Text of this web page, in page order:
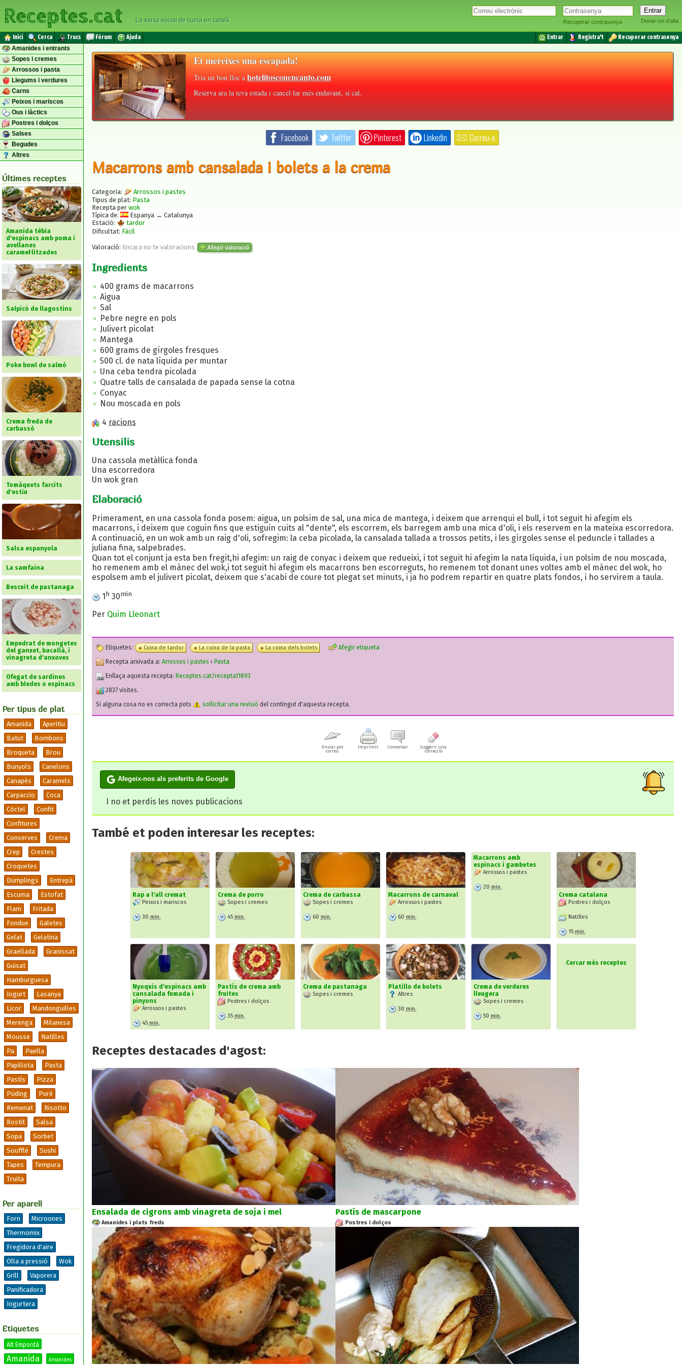
Recuperar contrasenya Donar-se d'alta
Receptes.cat La xarxa social de cuina en català
Inici Cerca Trucs Fòrum Ajuda Entrar Registra't
Recuperar contrasenya
Amanides i entrants
Sopes i cremes
Arrossos i pasta
Llegums i verdures
Carns
Peixos i mariscos
Ous i làctics
Postres i dolços
Salses
Begudes
Altres
Últimes receptes
Amanida tèbia
d'espinacs amb poma i
avellanes
caramel·litzades
Salpicó de llagostins
Poke bowl de salmó
Crema freda de
carbassó
Tomàquets farcits
d'estiu
Salsa espanyola
La samfaina
Bescuit de pastanaga
Empedrat de mongetes
del ganxet, bacallà, i
vinagreta d'anxoves
Ofegat de sardines
amb bledes o espinacs
Per tipus de plat
Amanida
Aperitiu
Batut
Bombons
Broqueta
Brou
Bunyols
Canelons
Canapès
Caramels
Carpaccio
Coca
Còctel
Confit
Confitures
Conserves
Crema
Crep
Crestes
Croquetes
Dumplings
Entrepà
Escuma
Estofat
Flam
Fritada
Fondue
Galetes
Gelat
Gelatina
Graellada
Granissat
Guisat
Hamburguesa
Iogurt
Lasanya
Licor
Mandonguilles
Merenga
Milanesa
Mousse
Natilles
Pa
Paella
Papillota
Pasta
Pastís
Pizza
Púding
Puré
Remenat
Risotto
Rostit
Salsa
Sopa
Sorbet
Soufflé
Sushi
Tapes
Tempura
Truita
Per aparell
Forn
Microones
Thermomix
Fregidora d'aire
Olla a pressió
Wok
Grill
Vaporera
Panificadora
Iogurtera
Etiquetes
Alt Empordà
Amanida Amanides
Et mereixes una escapada!
Tria un bon lloc ahotelitosconencanto.com
Reserva ara la teva estada i cancel·lar més endavant, si cal.
Facebook Twitter Pinterest Linkedin Correu-e
Macarrons amb cansalada i bolets a la crema
Categoria:
Arrossos i pastes
Tipus de plat: Pasta
Recepta per wok
Típica de:
Espanya → Catalunya
Estació:
tardor
Dificultat: Fàcil
Valoració: Encara no te valoracions Afegir valoració
Ingredients
400 grams de macarrons
Aigua
Sal
Pebre negre en pols
Julivert picolat
Mantega
600 grams de gírgoles fresques
500 cl. de nata líquida per muntar
Una ceba tendra picolada
Quatre talls de cansalada de papada sense la cotna
Conyac
Nou moscada en pols
4 racions
Utensilis
Una cassola metàl·lica fonda
Una escorredora
Un wok gran
Elaboració
Primerament, en una cassola fonda posem: aigua, un polsim de sal, una mica de mantega, i deixem que arrenqui el bull, i tot seguit hi afegim els
macarrons, i deixem que coguin fins que estiguin cuits al "dente", els escorrem, els barregem amb una mica d'oli, i els reservem en la mateixa escorredora.
A continuació, en un wok amb un raig d'oli, sofregim: la ceba picolada, la cansalada tallada a trossos petits, i les gírgoles sense el peduncle i tallades a
juliana fina, salpebrades.
Quan tot el conjunt ja esta ben fregit,hi afegim: un raig de conyac i deixem que redueixi, i tot seguit hi afegim la nata líquida, i un polsim de nou moscada,
ho remenem amb el mànec del wok,i tot seguit hi afegim els macarrons ben escorreguts, ho remenem tot donant unes voltes amb el mànec del wok, ho
espolsem amb el julivert picolat, deixem que s'acabi de coure tot plegat set minuts, i ja ho podrem repartir en quatre plats fondos, i ho servirem a taula.
1h 30min
Per Quim Lleonart
Etiquetes: Cuina de tardor La cuina de la pasta La cuina dels bolets
Afegir etiqueta
Recepta arxivada a: Arrossos i pastes › Pasta
Enllaça aquesta recepta: Receptes.cat/recepta11893
2837 visites.
Si alguna cosa no es correcta pots
sol·licitar una revisió del contingut d'aquesta recepta.
Enviar per
correu
Imprimir Comentar
Suggerir una
correcció
Afegeix-nos als preferits de Google
I no et perdis les noves publicacions
També et poden interesar les receptes:
Rap a l'all cremat
Peixos i mariscos
30 min.
Crema de porro
Sopes i cremes
45 min.
Crema de carbassa
Sopes i cremes
60 min.
Macarrons de carnaval
Arrossos i pastes
60 min.
Macarrons amb
espinacs i gambetes
Arrossos i pastes
20 min.
Crema catalana
Postres i dolços
Natilles
15 min.
Nyoquis d'espinacs amb
cansalada fumada i
pinyons
Arrossos i pastes
45 min.
Pastís de crema amb
fruites
Postres i dolços
35 min.
Crema de pastanaga
Sopes i cremes
Platillo de bolets
Altres
30 min.
Crema de verdures
lleugera
Sopes i cremes
50 min.
Cercar més receptes
Receptes destacades d'agost:
Ensalada de cigrons amb vinagreta de soja i mel
Amanides i plats freds
Pastís de mascarpone
Postres i dolços